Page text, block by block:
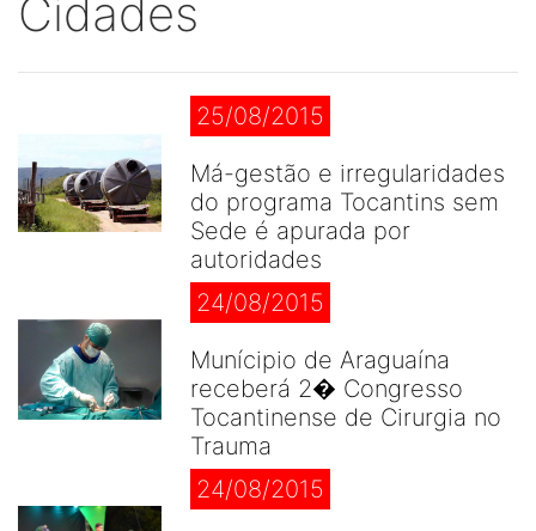
Cidades
25/08/2015
Má-gestão e irregularidades
do programa Tocantins sem
Sede é apurada por
autoridades
24/08/2015
Munícipio de Araguaína
receberá 2� Congresso
Tocantinense de Cirurgia no
Trauma
24/08/2015